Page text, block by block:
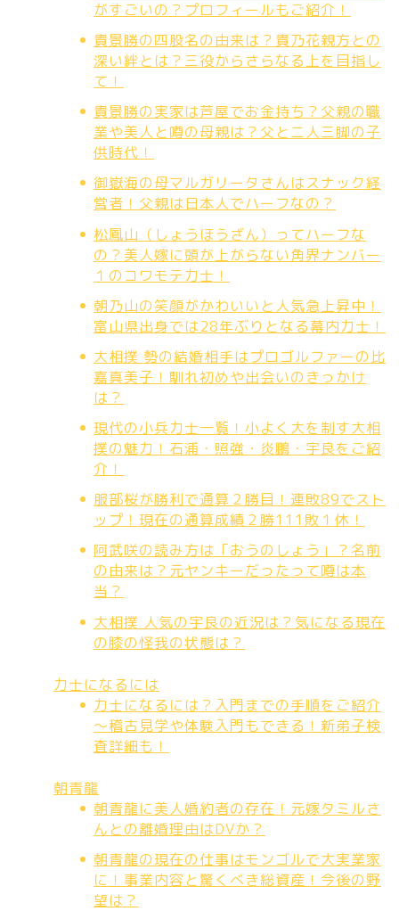
がすごいの？プロフィールもご紹介！
貴景勝の四股名の由来は？貴乃花親方との
深い絆とは？三役からさらなる上を目指し
て！
貴景勝の実家は芦屋でお金持ち？父親の職
業や美人と噂の母親は？父と二人三脚の子
供時代！
御嶽海の母マルガリータさんはスナック経
営者！父親は日本人でハーフなの？
松鳳山（しょうほうざん）ってハーフな
の？美人嫁に頭が上がらない角界ナンバー
１のコワモテ力士！
朝乃山の笑顔がかわいいと人気急上昇中！
富山県出身では28年ぶりとなる幕内力士！
大相撲 勢の結婚相手はプロゴルファーの比
嘉真美子！馴れ初めや出会いのきっかけ
は？
現代の小兵力士一覧！小よく大を制す大相
撲の魅力！石浦・照強・炎鵬・宇良をご紹
介！
服部桜が勝利で通算２勝目！連敗89でスト
ップ！現在の通算成績２勝111敗１休！
阿武咲の読み方は「おうのしょう」？名前
の由来は？元ヤンキーだったって噂は本
当？
大相撲 人気の宇良の近況は？気になる現在
の膝の怪我の状態は？
力士になるには
力士になるには？入門までの手順をご紹介
～稽古見学や体験入門もできる！新弟子検
査詳細も！
朝青龍
朝青龍に美人婚約者の存在！元嫁タミルさ
んとの離婚理由はDVか？
朝青龍の現在の仕事はモンゴルで大実業家
に！事業内容と驚くべき総資産！今後の野
望は？